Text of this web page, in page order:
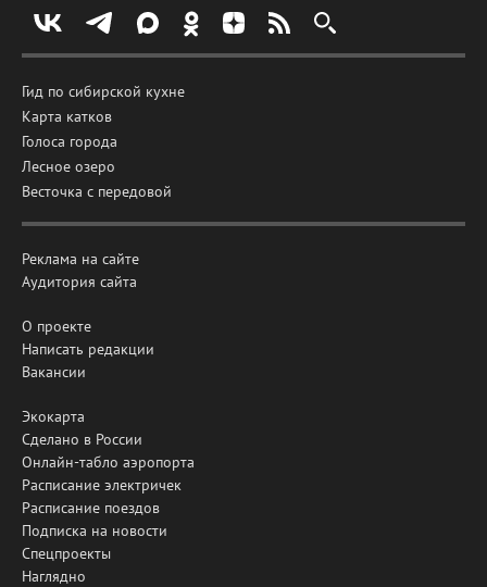
Гид по сибирской кухне
Карта катков
Голоса города
Лесное озеро
Весточка с передовой
Реклама на сайте
Аудитория сайта
О проекте
Написать редакции
Вакансии
Экокарта
Сделано в России
Онлайн-табло аэропорта
Расписание электричек
Расписание поездов
Подписка на новости
Спецпроекты
Наглядно